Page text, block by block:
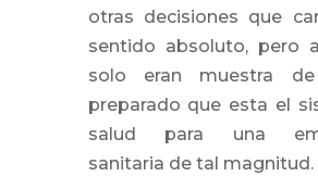
otras decisiones que
sentido absoluto, pero
solo eran muestra
preparado que esta el
salud para una
sanitaria de tal magnitud.